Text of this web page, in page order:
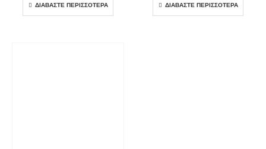
ΔΙΑΒΑΣΤΕ ΠΕΡΙΣΣΟΤΕΡΑ ΔΙΑΒΑΣΤΕ ΠΕΡΙΣΣΟΤΕΡΑ